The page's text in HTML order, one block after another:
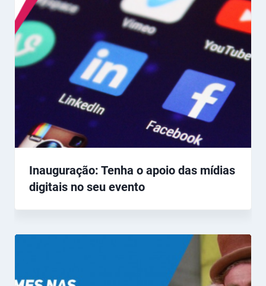
Inauguração: Tenha o apoio das mídias
digitais no seu evento